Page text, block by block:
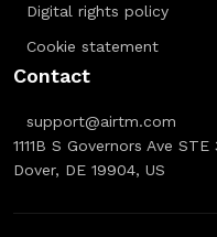
Digital rights policy
Cookie statement
Contact
support@airtm.com
1111B S Governors Ave STE
Dover, DE 19904, US